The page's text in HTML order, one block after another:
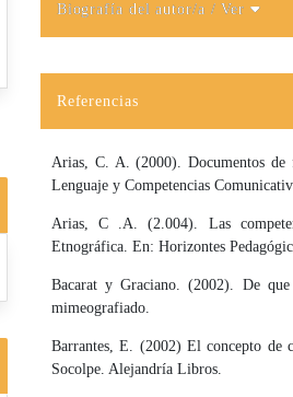
Biografía del autor/a / Ver
Referencias
Arias, C. A. (2000). Documentos de
Lenguaje y Competencias
Arias, C .A. (2.004). Las
Etnográfica. En: Horizontes
Bacarat y Graciano. (2002). De que
mimeografiado.
Barrantes, E. (2002) El concepto de
Socolpe. Alejandría Libros.